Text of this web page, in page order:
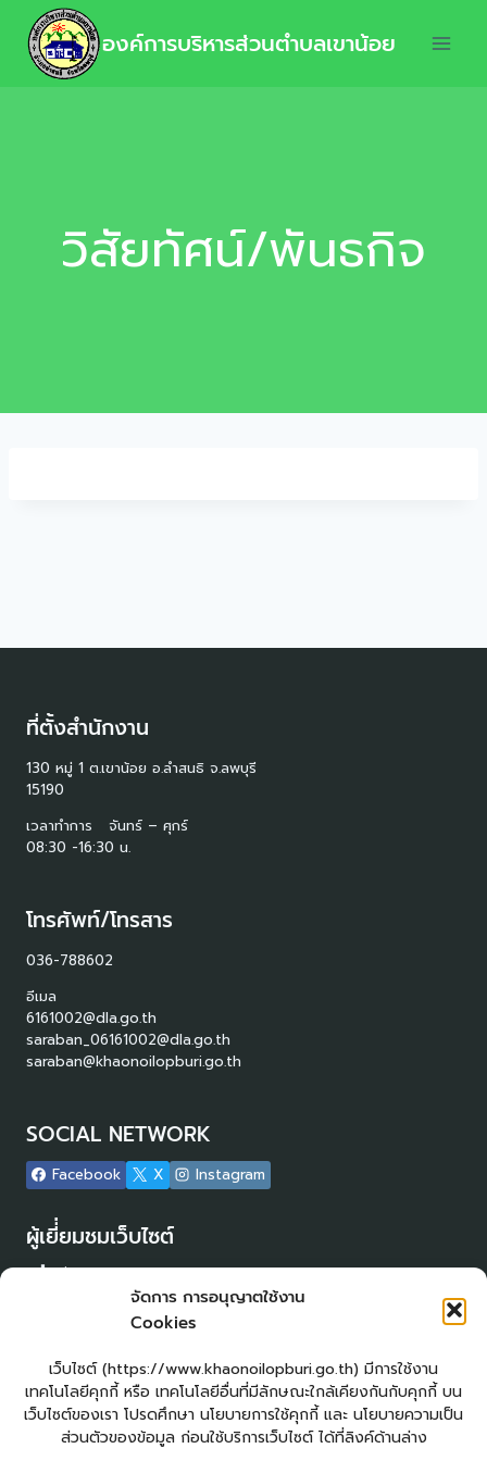
จัดการ การอนุญาตใช้งาน
Cookies
เว็บไซต์ (https://www.khaonoilopburi.go.th) มีการใช้งาน
เทคโนโลยีคุกกี้ หรือ เทคโนโลยีอื่นที่มีลักษณะใกล้เคียงกันกับคุกกี้ บน
เว็บไซต์ของเรา โปรดศึกษา นโยบายการใช้คุกกี้ และ นโยบายความเป็น
ส่วนตัวของข้อมูล ก่อนใช้บริการเว็บไซต์ ได้ที่ลิงค์ด้านล่าง
องค์การบริหารส่วนตำบลเขาน้อย
วิสัยทัศน์/พันธกิจ
ที่ตั้งสำนักงาน
130 หมู่ 1 ต.เขาน้อย อ.ลำสนธิ จ.ลพบุรี
15190
เวลาทำการ จันทร์ – ศุกร์
08:30 -16:30 น.
โทรศัพท์/โทรสาร
036-788602
อีเมล
6161002@dla.go.th
saraban_06161002@dla.go.th
saraban@khaonoilopburi.go.th
SOCIAL NETWORK
Facebook X Instagram
ผู้เยี่่ยมชมเว็บไซต์
แผนผังเว็บไซต์
จัดทำเว็บไซต์
LopburiWebDesign.com
ยื่นแบบคำร้องทั่วไปออนไลน์